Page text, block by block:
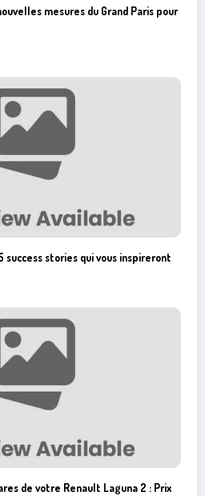
mesures du Grand Paris pour
stories qui vous inspireront
de votre Renault Laguna 2 : Prix